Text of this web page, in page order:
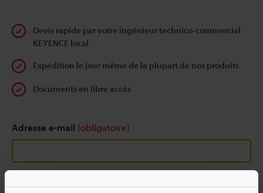
Devis rapide par votre ingénieur technico-commercial
KEYENCE local
Expédition le jour même de la plupart de nos produits
Documents en libre accès
Adresse e-mail (obligatoire)